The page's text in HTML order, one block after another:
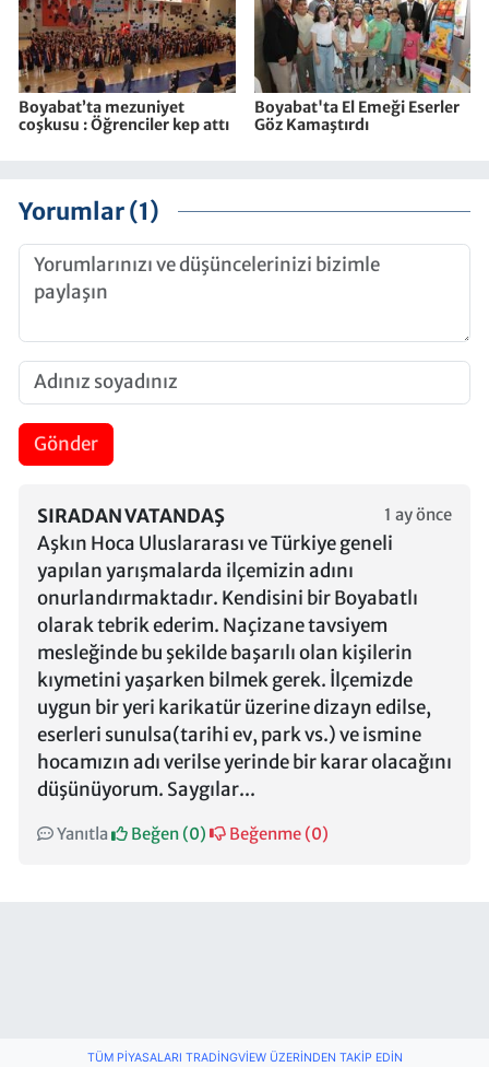
Boyabat’ta mezuniyet
coşkusu : Öğrenciler kep attı
Boyabat'ta El Emeği Eserler
Göz Kamaştırdı
Yorumlar (1)
Gönder
SIRADAN VATANDAŞ 1 ay önce
Aşkın Hoca Uluslararası ve Türkiye geneli
yapılan yarışmalarda ilçemizin adını
onurlandırmaktadır. Kendisini bir Boyabatlı
olarak tebrik ederim. Naçizane tavsiyem
mesleğinde bu şekilde başarılı olan kişilerin
kıymetini yaşarken bilmek gerek. İlçemizde
uygun bir yeri karikatür üzerine dizayn edilse,
eserleri sunulsa(tarihi ev, park vs.) ve ismine
hocamızın adı verilse yerinde bir karar olacağını
düşünüyorum. Saygılar...
Yanıtla Beğen (0) Beğenme (0)
TÜM PIYASALARI TRADINGVIEW ÜZERINDEN TAKIP EDIN